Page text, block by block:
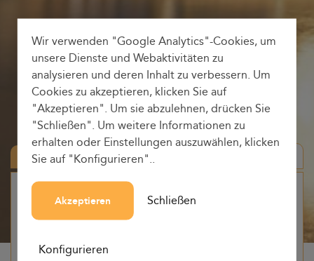
Hin-und Rückfahrt
Herkunft
Wir verwenden "Google Analytics"-Cookies, um
unsere Dienste und Webaktivitäten zu
analysieren und deren Inhalt zu verbessern. Um
Cookies zu akzeptieren, klicken Sie auf
"Akzeptieren". Um sie abzulehnen, drücken Sie
"Schließen". Um weitere Informationen zu
erhalten oder Einstellungen auszuwählen, klicken
Sie auf "Konfigurieren"..
Akzeptieren Schließen
Konfigurieren